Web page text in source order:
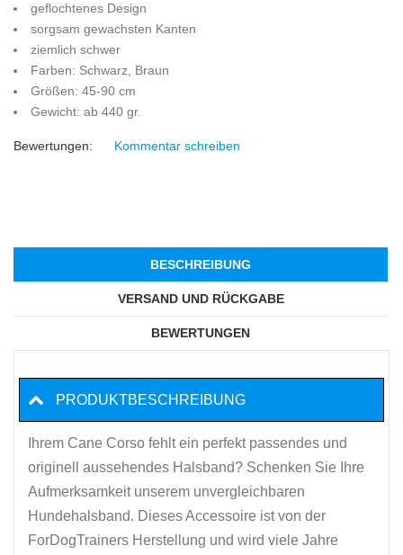
geflochtenes Design
sorgsam gewachsten Kanten
ziemlich schwer
Farben: Schwarz, Braun
Größen: 45-90 cm
Gewicht: ab 440 gr.
Bewertungen: Kommentar schreiben
BESCHREIBUNG
VERSAND UND RÜCKGABE
BEWERTUNGEN
PRODUKTBESCHREIBUNG
Ihrem Cane Corso fehlt ein perfekt passendes und
originell aussehendes Halsband? Schenken Sie Ihre
Aufmerksamkeit unserem unvergleichbaren
Hundehalsband. Dieses Accessoire ist von der
ForDogTrainers Herstellung und wird viele Jahre